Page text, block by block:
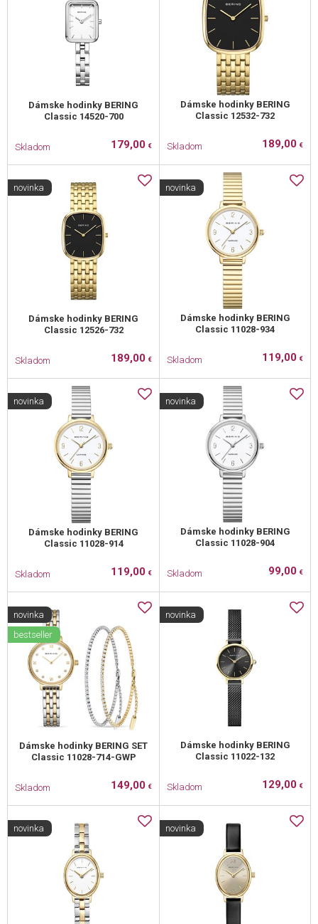
Dámske hodinky BERING
Classic 14520-700
Skladom 179,00 €
Dámske hodinky BERING
Classic 12532-732
Skladom 189,00 €
Dámske hodinky BERING
Classic 12526-732
novinka
Skladom 189,00 €
Dámske hodinky BERING
Classic 11028-934
novinka
Skladom 119,00 €
Dámske hodinky BERING
Classic 11028-914
novinka
Skladom 119,00 €
Dámske hodinky BERING
Classic 11028-904
novinka
Skladom 99,00 €
Dámske hodinky BERING SET
Classic 11028-714-GWP
novinka
bestseller
Skladom 149,00 €
Dámske hodinky BERING
Classic 11022-132
novinka
Skladom 129,00 €
novinka novinka